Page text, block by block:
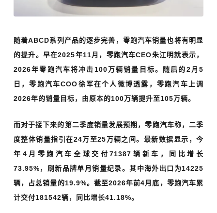
随着ABCD系列产品的逐步完善，零跑汽车销量也将有明显
的提升。早在2025年11月，零跑汽车CEO朱江明就表示，
2026年零跑汽车将冲击100万辆销量目标。随后的2月5
日，零跑汽车COO徐军在个人微博透露，零跑汽车上调
2026年的销量目标，由原本的100万辆提升至105万辆。
而对于接下来的第二季度销量发展预期，零跑汽车称，二季
度整体销量指引在24万至25万辆之间。最新数据显示，今
年4月零跑汽车全球交付71387辆新车，同比增长
73.95%，刷新品牌单月销量纪录。其中海外出口为14225
辆，占总销量的19.9%。截至2026年前4月底，零跑汽车累
计交付181542辆，同比增长41.18%。